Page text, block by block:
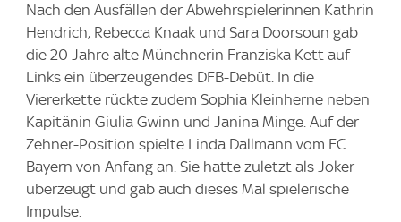
Nach den Ausfällen der Abwehrspielerinnen Kathrin
Hendrich, Rebecca Knaak und Sara Doorsoun gab
die 20 Jahre alte Münchnerin Franziska Kett auf
Links ein überzeugendes DFB-Debüt. In die
Viererkette rückte zudem Sophia Kleinherne neben
Kapitänin Giulia Gwinn und Janina Minge. Auf der
Zehner-Position spielte Linda Dallmann vom FC
Bayern von Anfang an. Sie hatte zuletzt als Joker
überzeugt und gab auch dieses Mal spielerische
Impulse.